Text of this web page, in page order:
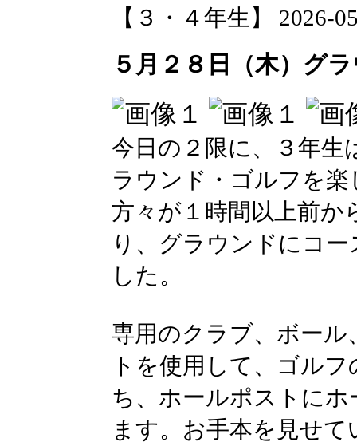
【３・４年生】 2026-
５月２８日（木）グ
今日の２限に、３年生
ラウンド・ゴルフを
方々が１時間以上前
り、グラウンドにコ
した。
専用のクラブ、ボー
トを使用して、ゴル
ち、ホールポストに
ます。お手本を見せ